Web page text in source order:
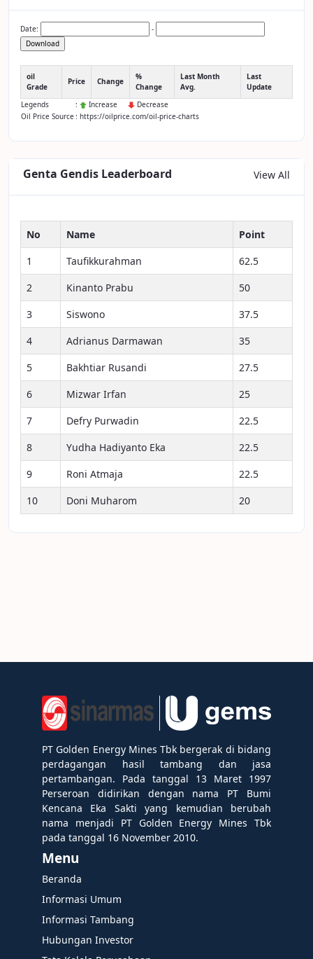
Date:
-
Download
oil
Grade
Price Change
%
Change
Last Month
Avg.
Last
Update
Legends
: Increase
Decrease
Oil Price Source : https://oilprice.com/oil-price-charts
Genta Gendis Leaderboard View All
No Name
Point
1
Taufikkurahman
62.5
2
Kinanto Prabu
50
3
Siswono
37.5
4
Adrianus Darmawan
35
5
Bakhtiar Rusandi
27.5
6
Mizwar Irfan
25
7
Defry Purwadin
22.5
8
Yudha Hadiyanto Eka
22.5
9
Roni Atmaja
22.5
10
Doni Muharom 20
PT Golden Energy Mines Tbk bergerak di bidang
perdagangan hasil tambang dan jasa
pertambangan. Pada tanggal 13 Maret 1997
Perseroan didirikan dengan nama PT Bumi
Kencana Eka Sakti yang kemudian berubah
nama menjadi PT Golden Energy Mines Tbk
pada tanggal 16 November 2010.
Menu
Beranda
Informasi Umum
Informasi Tambang
Hubungan Investor